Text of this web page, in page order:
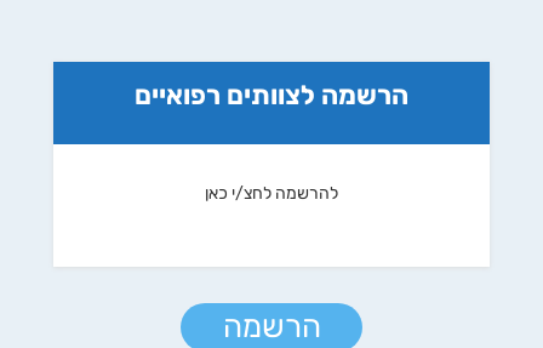
הרשמה לצוותים רפואיים
להרשמה לחצ/י כאן
הרשמה